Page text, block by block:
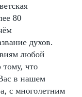
80
духов.
любой
тому, что
в нашем
с многолетним